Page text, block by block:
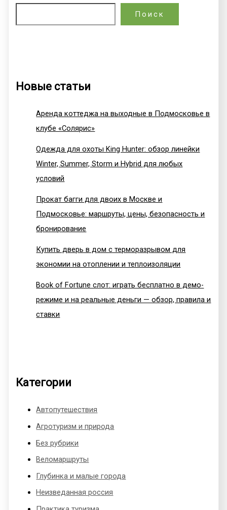
Поиск
Новые статьи
Аренда коттеджа на выходные в Подмосковье в
клубе «Солярис»
Одежда для охоты King Hunter: обзор линейки
Winter, Summer, Storm и Hybrid для любых
условий
Прокат багги для двоих в Москве и
Подмосковье: маршруты, цены, безопасность и
бронирование
Купить дверь в дом с терморазрывом для
экономии на отоплении и теплоизоляции
Book of Fortune слот: играть бесплатно в демо-
режиме и на реальные деньги — обзор, правила и
ставки
Категории
Автопутешествия
Агротуризм и природа
Без рубрики
Веломаршруты
Глубинка и малые города
Неизведанная россия